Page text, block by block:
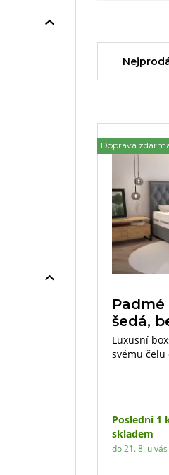
Doprava
Padmé
šedá,
Luxusní
svému čelu
Poslední 1
skladem
do 21. 8. u vás